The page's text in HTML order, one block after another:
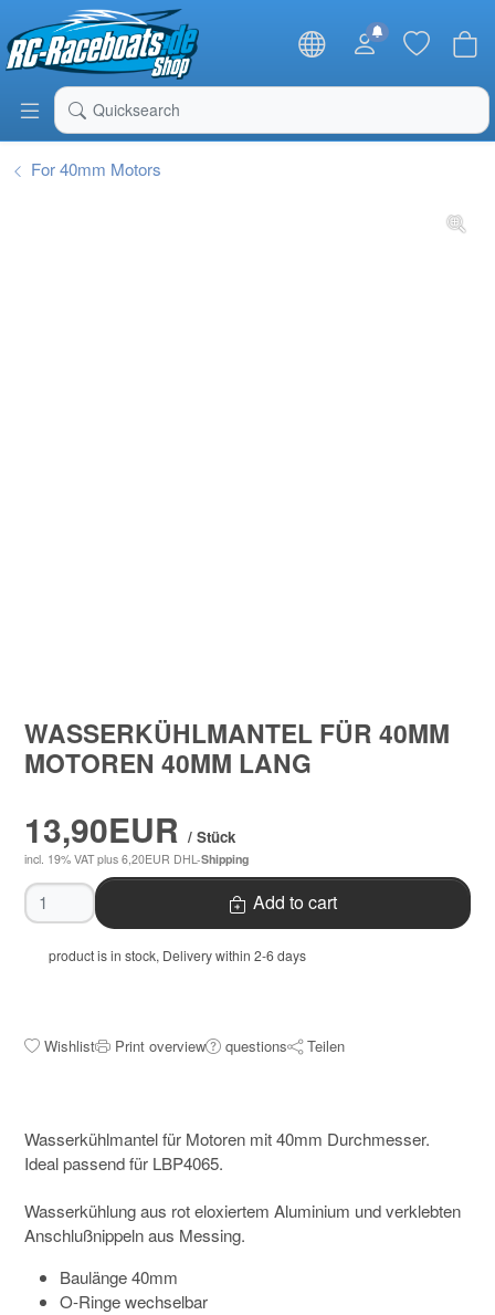
Quicksearch
For 40mm Motors
WASSERKÜHLMANTEL FÜR 40MM
MOTOREN 40MM LANG
13,90EUR / Stück
incl. 19% VAT plus 6,20EUR DHL-Shipping
Quantity
Add to cart
product is in stock, Delivery within 2-6 days
Wishlist Print overview questions Teilen
Wasserkühlmantel für Motoren mit 40mm Durchmesser.
Ideal passend für LBP4065.
Wasserkühlung aus rot eloxiertem Aluminium und verklebten
Anschlußnippeln aus Messing.
Baulänge 40mm
O-Ringe wechselbar